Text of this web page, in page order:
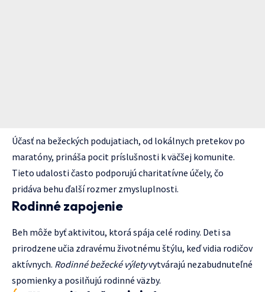
Účasť na bežeckých podujatiach, od lokálnych pretekov po
maratóny, prináša pocit príslušnosti k väčšej komunite.
Tieto udalosti často podporujú charitatívne účely, čo
pridáva behu ďalší rozmer zmysluplnosti.
Rodinné zapojenie
Beh môže byť aktivitou, ktorá spája celé rodiny. Deti sa
prirodzene učia zdravému životnému štýlu, keď vidia rodičov
aktívnych. Rodinné bežecké výletyvytvárajú nezabudnuteľné
spomienky a posilňujú rodinné väzby.